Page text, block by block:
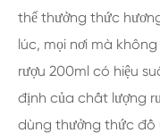
thể thưởng thức
lúc, mọi nơi mà
rượu 200ml có hiệu
định của chất lượng
dùng thưởng thức